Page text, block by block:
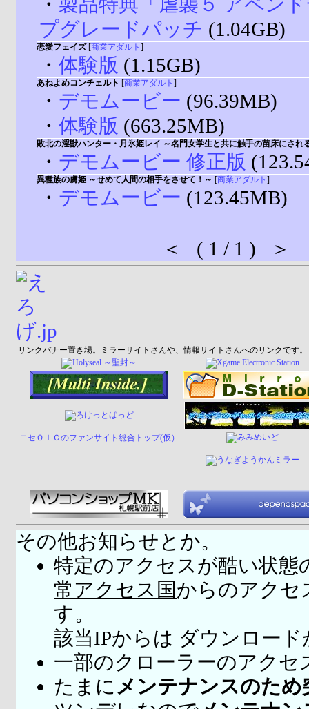
プグレードパッチ (1.04GB)
恋愛フェイズ[商業アダルト ]
・ 体験版 (1.15GB)
あねよめコンチェルト [商業アダルト ]
・ デモムービー (96.39MB)
・ 体験版 (663.25MB)
敗北の淫獣ハンター・月氷姫レイ ～名門女学生と共に触手の苗床にされ
・ デモムービー 修正版
異種族の虜姫 ～せめて人間の相手をさせて！～ [商業アダルト ]
・ デモムービー (123.45MB)
＜ ( 1 / 1 ) ＞
リンクバナー置き場。ミラーサイトさんや、情報サイトさんへのリンクです。
ニセＯＩＣのファンサイト総合トップ(仮）
その他お知らせとか。
特定のアクセスが酷い状態
常アクセス国からのアクセ
す。
該当IPからは ダウンロー
一部のクローラーのアクセ
たまに メンテナンスのため